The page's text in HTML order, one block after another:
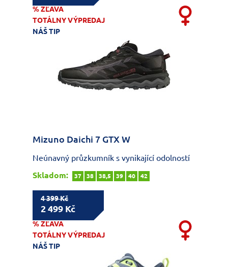
% ZĽAVA
TOTÁLNY VÝPREDAJ
NÁŠ TIP
Mizuno Daichi 7 GTX W
Neúnavný průzkumník s vynikající odolností
Skladom:
37 38 38,5 39 40 42
4 399 Kč
2 499 Kč
% ZĽAVA
TOTÁLNY VÝPREDAJ
NÁŠ TIP